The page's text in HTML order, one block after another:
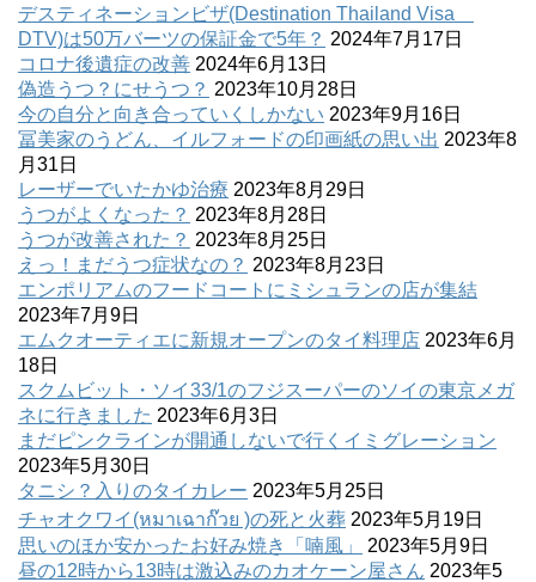
デスティネーションビザ(Destination Thailand Visa
DTV)は50万バーツの保証金で5年？ 2024年7月17日
コロナ後遺症の改善 2024年6月13日
偽造うつ？にせうつ？ 2023年10月28日
今の自分と向き合っていくしかない 2023年9月16日
冨美家のうどん、イルフォードの印画紙の思い出 2023年8
月31日
レーザーでいたかゆ治療 2023年8月29日
うつがよくなった？ 2023年8月28日
うつが改善された？ 2023年8月25日
えっ！まだうつ症状なの？ 2023年8月23日
エンポリアムのフードコートにミシュランの店が集結
2023年7月9日
エムクオーティエに新規オープンのタイ料理店 2023年6月
18日
スクムビット・ソイ33/1のフジスーパーのソイの東京メガ
ネに行きました 2023年6月3日
まだピンクラインが開通しないで行くイミグレーション
2023年5月30日
タニシ？入りのタイカレー 2023年5月25日
チャオクワイ(หมาเฉาก๊วย )の死と火葬 2023年5月19日
思いのほか安かったお好み焼き「喃風」
2023年5月9日
昼の12時から13時は激込みのカオケーン屋さん 2023年5